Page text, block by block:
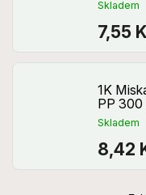
Skladem
7,55
1K
PP
Skladem
8,42